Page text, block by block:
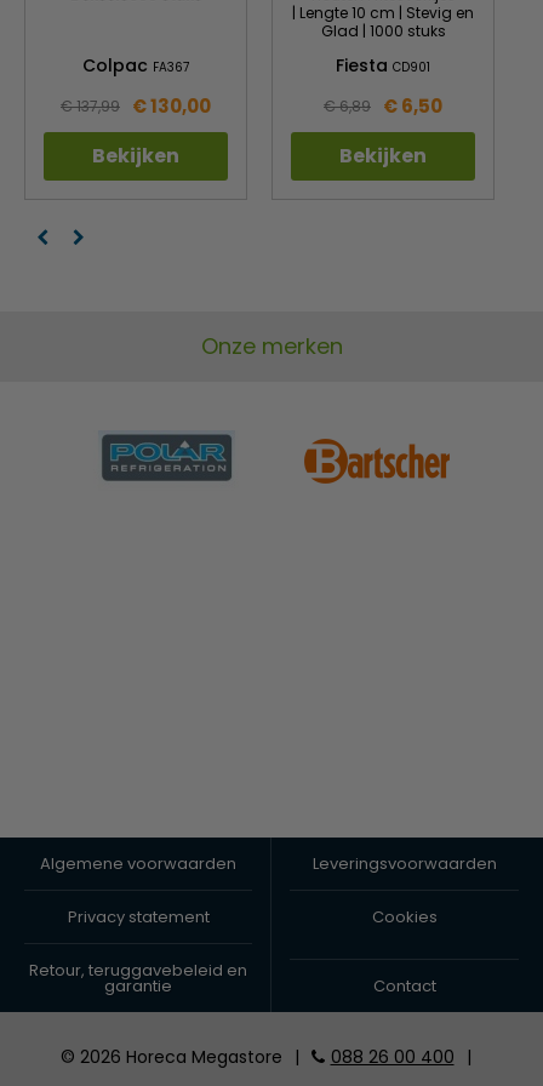
Colpac FA367
€ 137,99 € 130,00
Bekijken
| Lengte 10 cm | Stevig en
Glad | 1000 stuks
Fiesta CD901
€ 6,89 € 6,50
Bekijken
Onze merken
Algemene voorwaarden Leveringsvoorwaarden
Privacy statement Cookies
Retour, teruggavebeleid en
garantie Contact
© 2026 Horeca Megastore | 088 26 00 400 |